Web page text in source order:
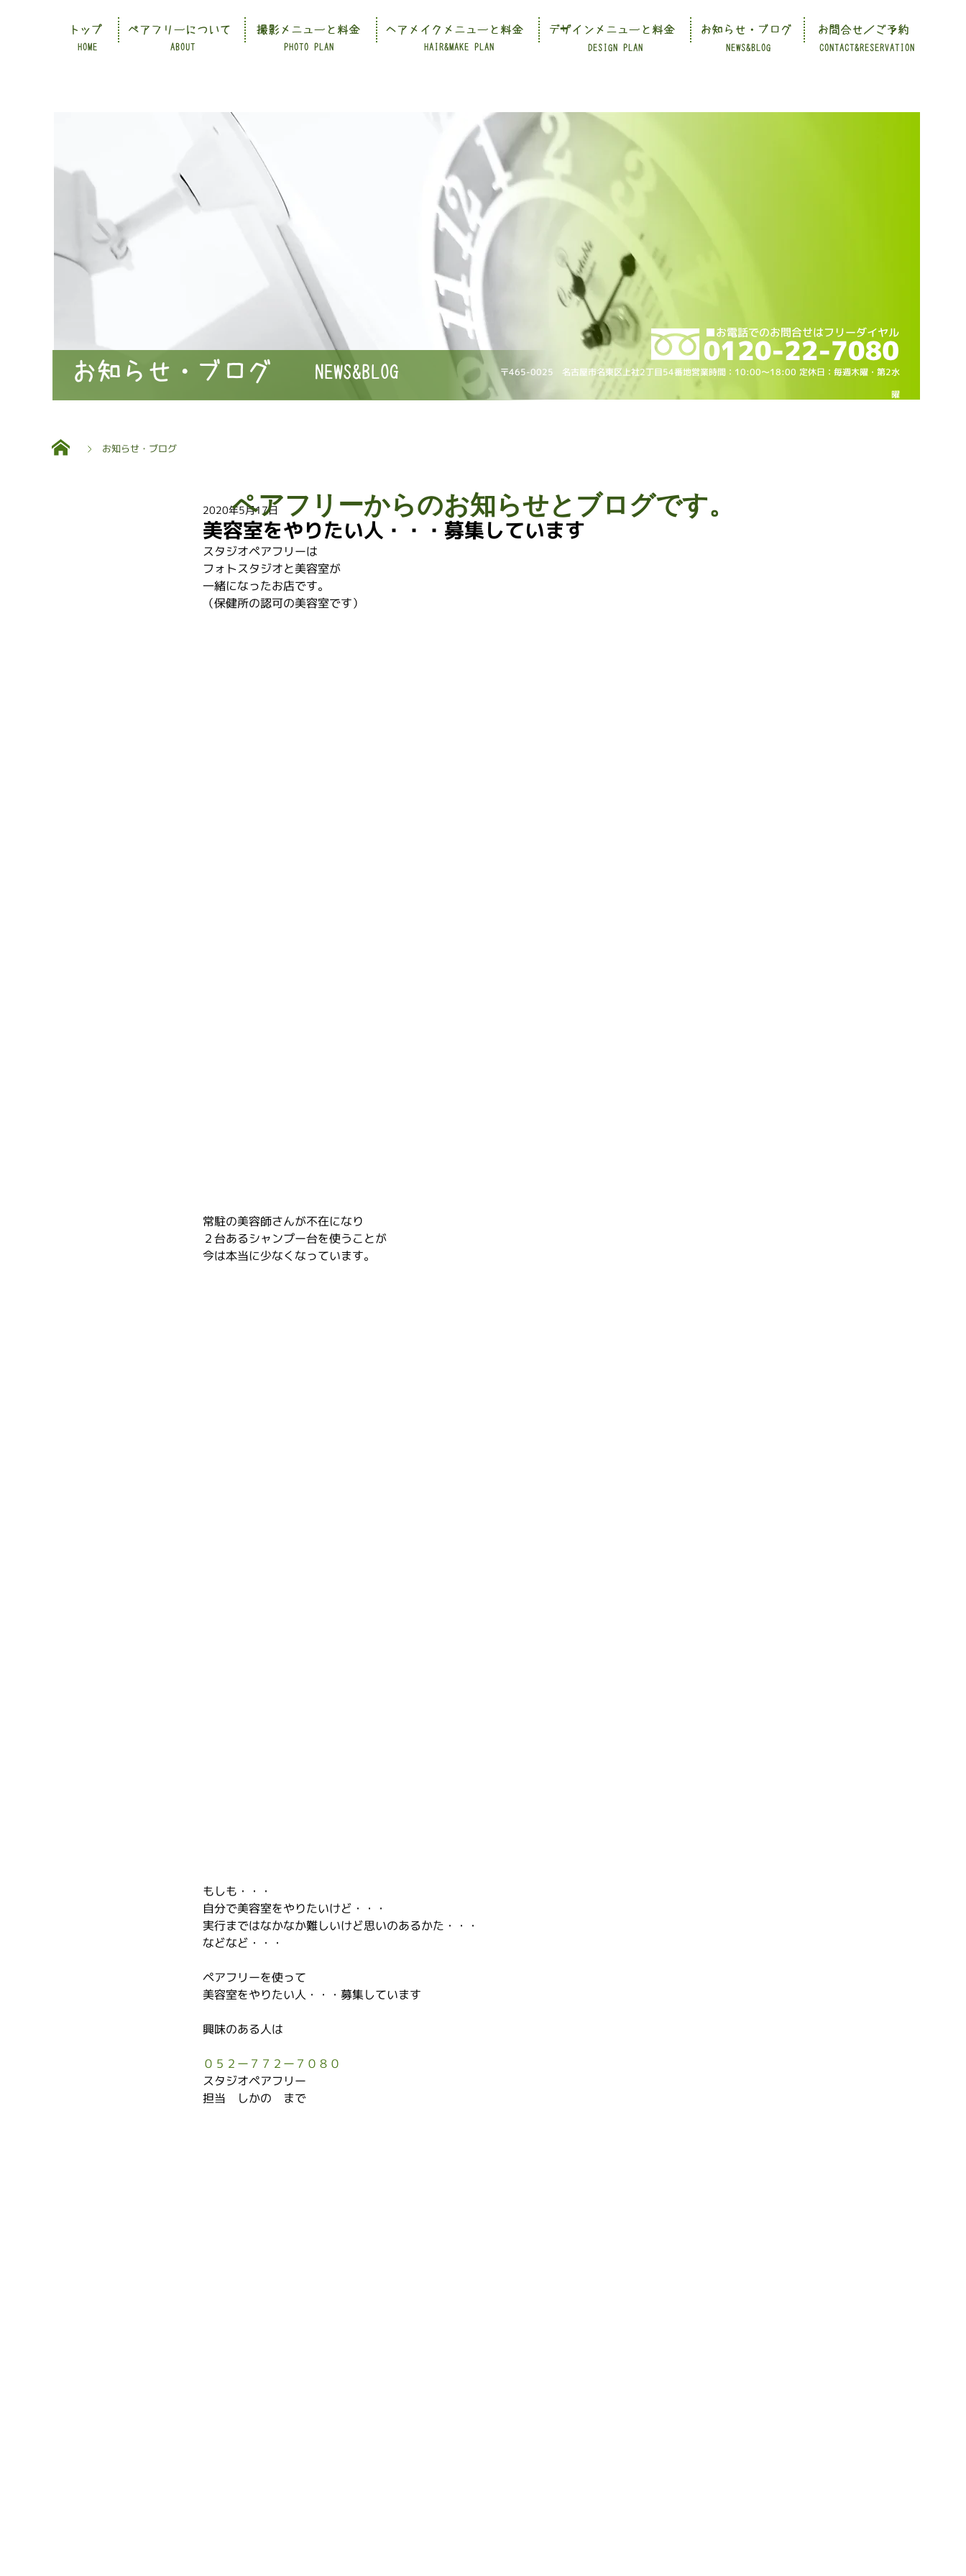
CONTACT&RESERVATION
HOME ABOUT PHOTO PLAN HAIR&MAKE PLAN DESIGN PLAN NEWS&BLOG
トップ ペアフリーについて 撮影メニューと料金 ヘアメイクメニューと料金 デザインメニューと料金 お知らせ・ブログ お問合せ／ご予約
〒465-0025 名古屋市名東区上社2丁目54番地営業時間：10:00～18:00 定休日：毎週木曜・第2水
曜
NEWS&BLOG
お知らせ・ブログ
お知らせ・ブログ
美容室をやりたい人・・・募集しています
2020年5月17日
スタジオペアフリーは
フォトスタジオと美容室が
一緒になったお店です。
（保健所の認可の美容室です）
常駐の美容師さんが不在になり
２台あるシャンプー台を使うことが
今は本当に少なくなっています。
もしも・・・
自分で美容室をやりたいけど・・・
実行まではなかなか難しいけど思いのあるかた・・・
などなど・・・
ペアフリーを使って
美容室をやりたい人・・・募集しています
興味のある人は
０５２ー７７２ー７０８０
スタジオペアフリー
担当　しかの　まで
ペアフリーからのお知らせとブログです。